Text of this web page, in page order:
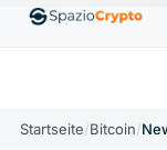
EthereumETH
Startseite/Bitcoin/